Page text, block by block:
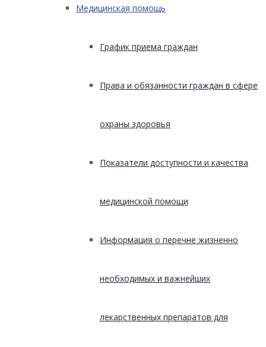
Медицинская помощь
График приема граждан
Права и обязанности граждан в сфере
охраны здоровья
Показатели доступности и качества
медицинской помощи
Информация о перечне жизненно
необходимых и важнейших
лекарственных препаратов для